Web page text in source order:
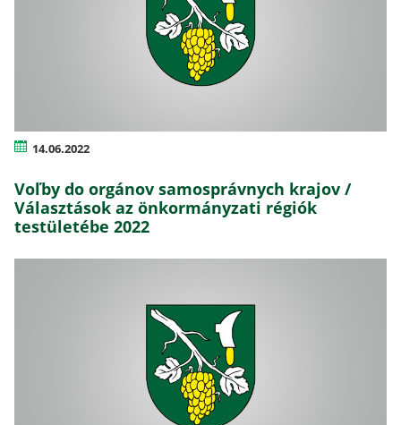
14.06.2022
Voľby do orgánov samosprávnych krajov /
Választások az önkormányzati régiók
testületébe 2022